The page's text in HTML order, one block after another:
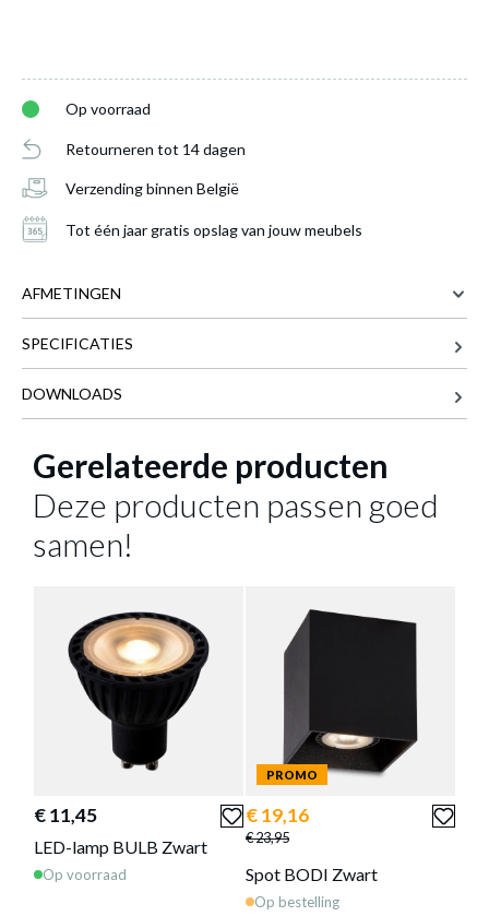
Op voorraad
Retourneren tot 14 dagen
Verzending binnen België
Tot één jaar gratis opslag van jouw meubels
AFMETINGEN
DIEPTE
HOOGTE 9.5 cm
Meer afmetingen
SPECIFICATIES
DOWNLOADS
Gerelateerde producten
Deze producten passen goed
samen!
€ 11,45
LED-lamp BULB Zwart
Op voorraad
PROMO
€ 19,16
€ 23,95
Spot BODI Zwart
Op bestelling
winkelmandje
Productnummer: Y15300002322
€ 34,36 € 42,95
Prijs per stuk, incl. btw en excl. verzendkosten
GA NAAR WINKELMANDJE of verder winkelen
Deze producten passen goed
samen!